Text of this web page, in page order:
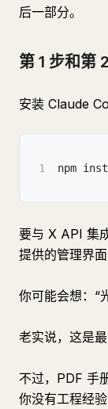
后一部分。
第 1 步和第
安装 Claude
1 npm
要与 X API 集
提供的管理界
你可能会想：“
老实说，这是最
不过，PDF 手
你没有工程经